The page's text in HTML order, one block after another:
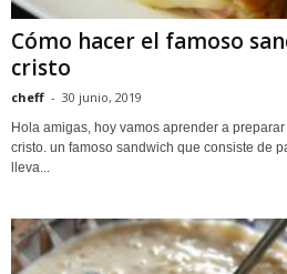
Cómo hacer el famoso
cristo
cheff - 30 junio, 2019
Hola amigas, hoy vamos aprender a
cristo. un famoso sandwich que consiste de
lleva...